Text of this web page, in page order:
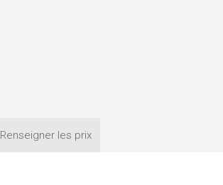
Renseigner les prix